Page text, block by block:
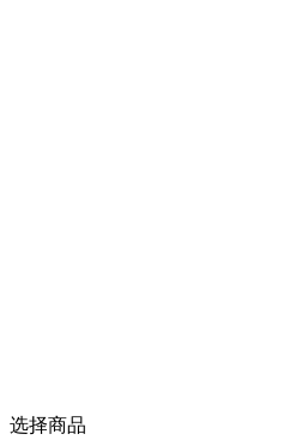
选择商品